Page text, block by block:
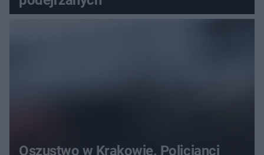
Oszustwo w Krakowie. Policjanci